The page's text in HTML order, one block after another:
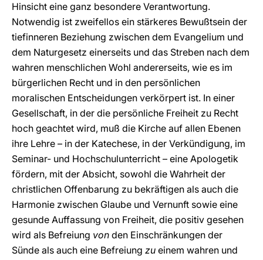
Hinsicht eine ganz besondere Verantwortung.
Notwendig ist zweifellos ein stärkeres Bewußtsein der
tiefinneren Beziehung zwischen dem Evangelium und
dem Naturgesetz einerseits und das Streben nach dem
wahren menschlichen Wohl andererseits, wie es im
bürgerlichen Recht und in den persönlichen
moralischen Entscheidungen verkörpert ist. In einer
Gesellschaft, in der die persönliche Freiheit zu Recht
hoch geachtet wird, muß die Kirche auf allen Ebenen
ihre Lehre – in der Katechese, in der Verkündigung, im
Seminar- und Hochschulunterricht – eine Apologetik
fördern, mit der Absicht, sowohl die Wahrheit der
christlichen Offenbarung zu bekräftigen als auch die
Harmonie zwischen Glaube und Vernunft sowie eine
gesunde Auffassung von Freiheit, die positiv gesehen
wird als Befreiung von den Einschränkungen der
Sünde als auch eine Befreiung zu einem wahren und